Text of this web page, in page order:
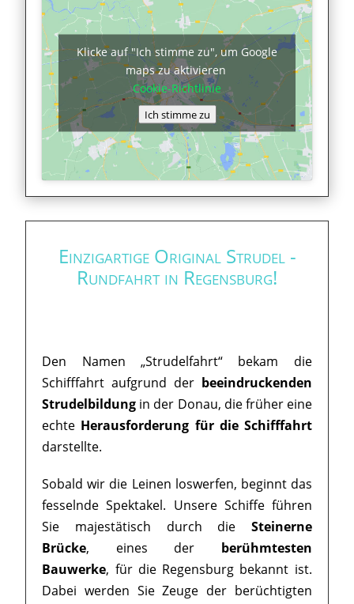
Klicke auf "Ich stimme zu", um Google
maps zu aktivieren
Cookie-Richtlinie
Ich stimme zu
Einzigartige Original Strudel -
Rundfahrt in Regensburg!
Den Namen „Strudelfahrt“ bekam die
Schifffahrt aufgrund der beeindruckenden
Strudelbildung in der Donau, die früher eine
echte Herausforderung für die Schifffahrt
darstellte.
Sobald wir die Leinen loswerfen, beginnt das
fesselnde Spektakel. Unsere Schiffe führen
Sie majestätisch durch die Steinerne
Brücke, eines der berühmtesten
Bauwerke, für die Regensburg bekannt ist.
Dabei werden Sie Zeuge der berüchtigten